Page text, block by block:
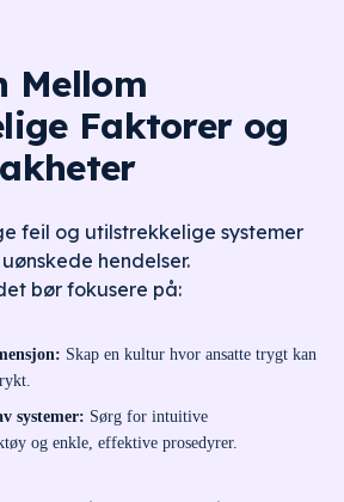
Mellom
Faktorer og
feil og utilstrekkelige systemer
hendelser.
bør fokusere på:
Skap en kultur hvor ansatte trygt kan
systemer: Sørg for intuitive
og enkle, effektive prosedyrer.